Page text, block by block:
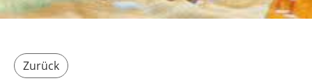
Zurück